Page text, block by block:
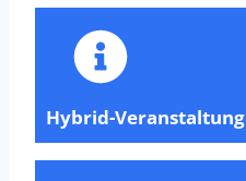
Hybrid-Veranstaltung